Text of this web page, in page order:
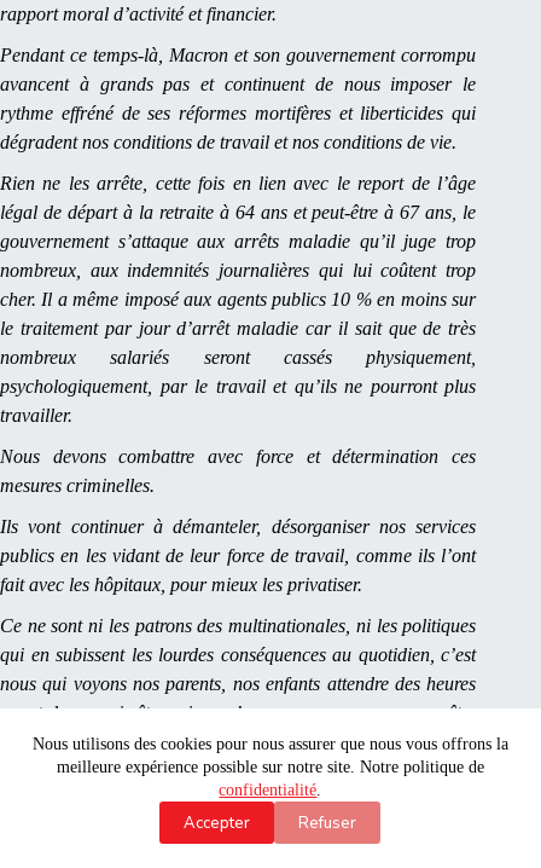
Nous utilisons des cookies pour nous assurer que nous vous offrons la
meilleure expérience possible sur notre site. Notre politique de
confidentialité.
Accepter Refuser
rapport moral d’activité et financier.
Pendant ce temps-là, Macron et son gouvernement corrompu
avancent à grands pas et continuent de nous imposer le
rythme effréné de ses réformes mortifères et liberticides qui
dégradent nos conditions de travail et nos conditions de vie.
Rien ne les arrête, cette fois en lien avec le report de l’âge
légal de départ à la retraite à 64 ans et peut-être à 67 ans, le
gouvernement s’attaque aux arrêts maladie qu’il juge trop
nombreux, aux indemnités journalières qui lui coûtent trop
cher. Il a même imposé aux agents publics 10 % en moins sur
le traitement par jour d’arrêt maladie car il sait que de très
nombreux salariés seront cassés physiquement,
psychologiquement, par le travail et qu’ils ne pourront plus
travailler.
Nous devons combattre avec force et détermination ces
mesures criminelles.
Ils vont continuer à démanteler, désorganiser nos services
publics en les vidant de leur force de travail, comme ils l’ont
fait avec les hôpitaux, pour mieux les privatiser.
Ce ne sont ni les patrons des multinationales, ni les politiques
qui en subissent les lourdes conséquences au quotidien, c’est
nous qui voyons nos parents, nos enfants attendre des heures
avant de pouvoir être pris en charge aux urgences pour y être
soignés.
Ils font tout pour nous faire travailler plus et plus longtemps,
ils s’attaquent aux jours fériés et même au premier mai,
journée symbolique des luttes de la classe Ouvrière.